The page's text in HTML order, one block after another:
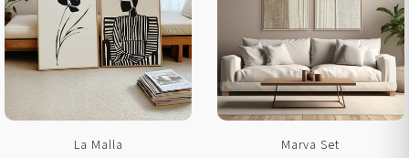
Marva Set
La Malla